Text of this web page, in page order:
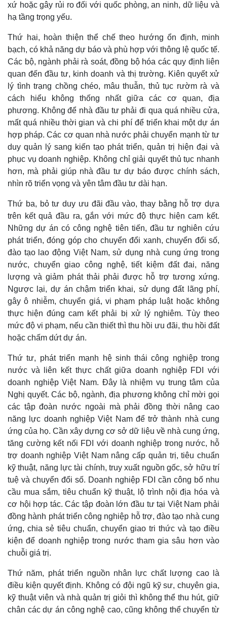
Pháp luật
Tin nóng
Tư vấn luật
Việt Nam
Phân tích
xứ hoặc gây rủi ro đối với quốc phòng, an ninh, dữ liệu và
hạ tầng trọng yếu.
Thứ hai, hoàn thiện thể chế theo hướng ổn định, minh
bạch, có khả năng dự báo và phù hợp với thông lệ quốc tế.
Các bộ, ngành phải rà soát, đồng bộ hóa các quy định liên
quan đến đầu tư, kinh doanh và thị trường. Kiên quyết xử
lý tình trạng chồng chéo, mâu thuẫn, thủ tục rườm rà và
cách hiểu không thống nhất giữa các cơ quan, địa
phương. Không để nhà đầu tư phải đi qua quá nhiều cửa,
mất quá nhiều thời gian và chi phí để triển khai một dự án
hợp pháp. Các cơ quan nhà nước phải chuyển mạnh từ tư
duy quản lý sang kiến tạo phát triển, quản trị hiện đại và
phục vụ doanh nghiệp. Không chỉ giải quyết thủ tục nhanh
hơn, mà phải giúp nhà đầu tư dự báo được chính sách,
nhìn rõ triển vọng và yên tâm đầu tư dài hạn.
Thứ ba, bỏ tư duy ưu đãi đầu vào, thay bằng hỗ trợ dựa
trên kết quả đầu ra, gắn với mức độ thực hiện cam kết.
Những dự án có công nghệ tiên tiến, đầu tư nghiên cứu
phát triển, đóng góp cho chuyển đổi xanh, chuyển đổi số,
đào tạo lao động Việt Nam, sử dụng nhà cung ứng trong
nước, chuyển giao công nghệ, tiết kiệm đất đai, năng
lượng và giảm phát thải phải được hỗ trợ tương xứng.
Ngược lại, dự án chậm triển khai, sử dụng đất lãng phí,
gây ô nhiễm, chuyển giá, vi phạm pháp luật hoặc không
thực hiện đúng cam kết phải bị xử lý nghiêm. Tùy theo
mức độ vi phạm, nếu cần thiết thì thu hồi ưu đãi, thu hồi đất
hoặc chấm dứt dự án.
Thứ tư, phát triển mạnh hệ sinh thái công nghiệp trong
nước và liên kết thực chất giữa doanh nghiệp FDI với
doanh nghiệp Việt Nam. Đây là nhiệm vụ trung tâm của
Nghị quyết. Các bộ, ngành, địa phương không chỉ mời gọi
các tập đoàn nước ngoài mà phải đồng thời nâng cao
năng lực doanh nghiệp Việt Nam để trở thành nhà cung
ứng của họ. Cần xây dựng cơ sở dữ liệu về nhà cung ứng,
tăng cường kết nối FDI với doanh nghiệp trong nước, hỗ
trợ doanh nghiệp Việt Nam nâng cấp quản trị, tiêu chuẩn
kỹ thuật, năng lực tài chính, truy xuất nguồn gốc, sở hữu trí
tuệ và chuyển đổi số. Doanh nghiệp FDI cần công bố nhu
cầu mua sắm, tiêu chuẩn kỹ thuật, lộ trình nội địa hóa và
cơ hội hợp tác. Các tập đoàn lớn đầu tư tại Việt Nam phải
đồng hành phát triển công nghiệp hỗ trợ, đào tạo nhà cung
ứng, chia sẻ tiêu chuẩn, chuyển giao tri thức và tạo điều
kiện để doanh nghiệp trong nước tham gia sâu hơn vào
chuỗi giá trị.
Thứ năm, phát triển nguồn nhân lực chất lượng cao là
điều kiện quyết định. Không có đội ngũ kỹ sư, chuyên gia,
kỹ thuật viên và nhà quản trị giỏi thì không thể thu hút, giữ
chân các dự án công nghệ cao, cũng không thể chuyển từ